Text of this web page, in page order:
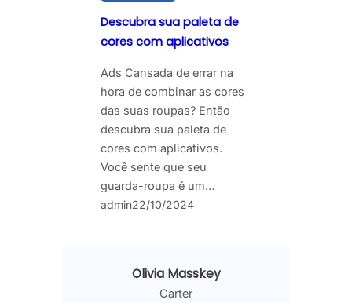
Descubra sua paleta de
cores com aplicativos
Ads Cansada de errar na
hora de combinar as cores
das suas roupas? Então
descubra sua paleta de
cores com aplicativos.
Você sente que seu
guarda-roupa é um…
admin22/10/2024
Olivia Masskey
Carter